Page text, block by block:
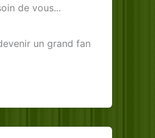
de vous...
un grand fan